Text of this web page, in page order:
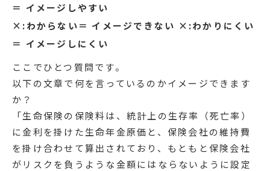
＝ イメージしやすい
×:わからない＝ イメージできない ×:わかりにくい
＝ イメージしにくい
ここでひとつ質問です。
以下の文章で何を言っているのかイメージできます
か？
「生命保険の保険料は、統計上の生存率（死亡率）
に金利を掛けた生命年金原価と、保険会社の維持費
を掛け合わせて算出されており、もともと保険会社
がリスクを負うような金額にはならないように設定